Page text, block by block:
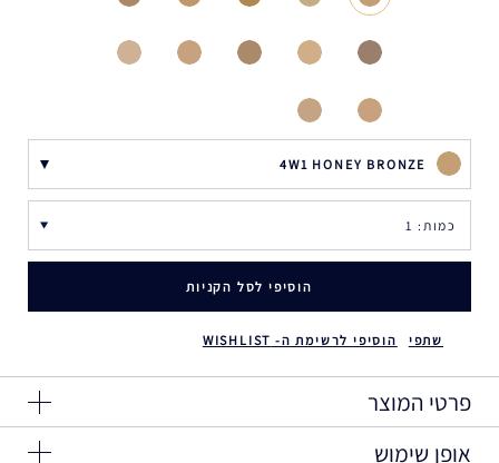
4W1 HONEY BRONZE
הוסיפי לסל הקניות
שתפי הוסיפי לרשימת ה- WISHLIST
פרטי המוצר
שומר על הגוון המקורי לאורך כל היום. מאזן. מחליק. מזין בלחות.
אופן שימוש